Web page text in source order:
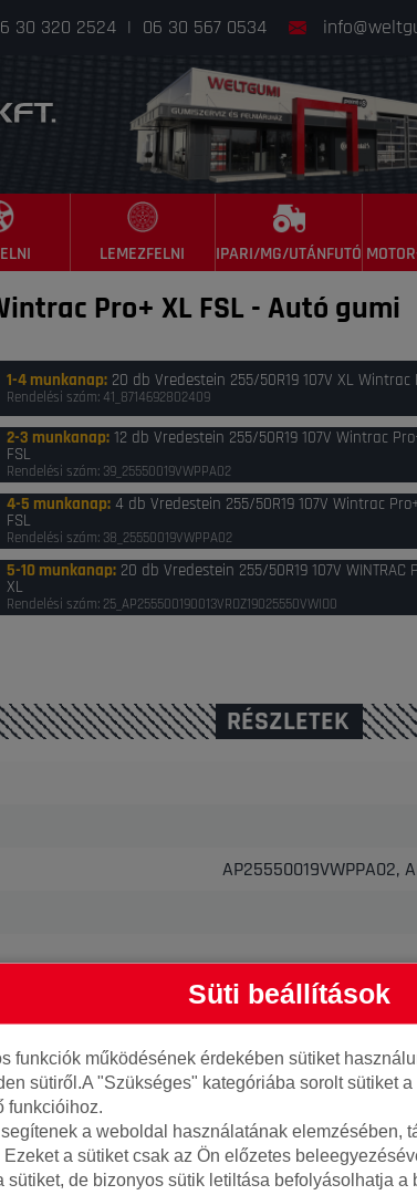
30 320 2524 | 06 30 567 0534
LEMEZFELNI IPARI/MG/UTÁNFUTÓ
Pro+ XL FSL-Autó gumi
1-4 munkanap: 20 db Vredestein 255/50R19 107V XL Wintrac
Rendelési szám: 41_8714692802409
2-3 munkanap: 12 db Vredestein 255/50R19 107V Wintrac
FSL
Rendelési szám: 39_25550019VWPPA02
4-5 munkanap: 4 db Vredestein 255/50R19 107V Wintrac
FSL
Rendelési szám: 38_25550019VWPPA02
5-10 munkanap: 20 db Vredestein 255/50R19 107V WINTRAC
XL
Rendelési szám: 25_AP255500190013VROZ19025550VWIO0
RÉSZLETEK
AP25550019VWPPA02,
AJÁNLOTT TERMÉKEK
Süti beállítások
funkciók működésének érdekében sütiket
sütiről.A "Szükséges" kategóriába sorolt sütiket
funkcióihoz.
a weboldal használatának elemzésében,
a sütiket csak az Ön előzetes
de bizonyos sütik letiltása befolyásolhatja a